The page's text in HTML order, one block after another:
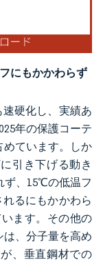
にもかかわらず
硬化し、実績あ
年の保護コーテ
めています。しか
引き下げる動き
ず、15℃の低温フ
るにもかかわら
います。その他の
、分子量を高め
、垂直鋼材での